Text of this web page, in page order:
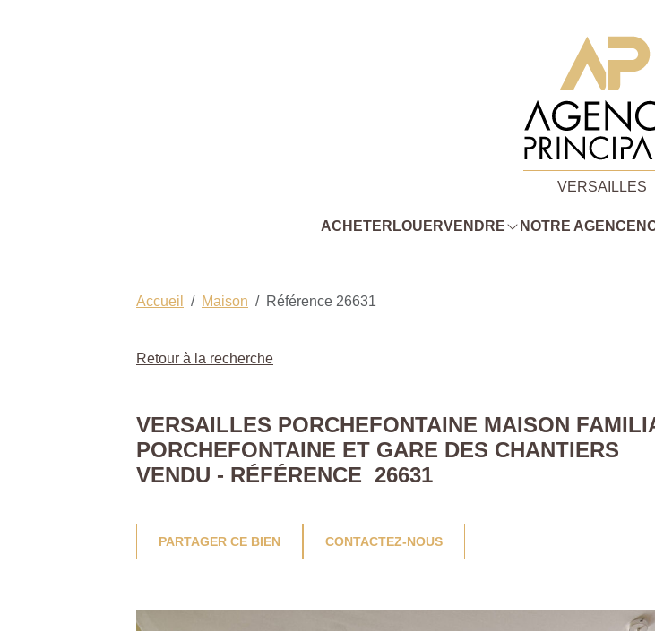
VERSAILLES
ACHETER LOUERVENDRE NOTRE AGENCE
Accueil Maison Référence 26631
Retour à la recherche
VERSAILLES PORCHEFONTAINE MAISON
PORCHEFONTAINE ET GARE DES CHANTIERS
VENDU - RÉFÉRENCE 26631
PARTAGER CE BIEN CONTACTEZ-NOUS